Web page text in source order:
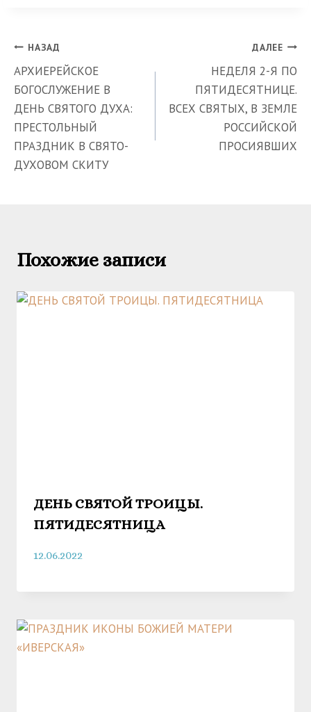
Навигация
по
записям
НАЗАД
АРХИЕРЕЙСКОЕ
БОГОСЛУЖЕНИЕ В
ДЕНЬ СВЯТОГО ДУХА:
ПРЕСТОЛЬНЫЙ
ПРАЗДНИК В СВЯТО-
ДУХОВОМ СКИТУ
ДАЛЕЕ
НЕДЕЛЯ 2-Я ПО
ПЯТИДЕСЯТНИЦЕ.
ВСЕХ СВЯТЫХ, В ЗЕМЛЕ
РОССИЙСКОЙ
ПРОСИЯВШИХ
Похожие записи
ДЕНЬ СВЯТОЙ ТРОИЦЫ.
ПЯТИДЕСЯТНИЦА
12.06.2022